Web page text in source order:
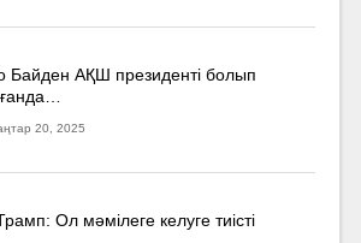
Байден АҚШ президенті болып
20, 2025
Ол мәмілеге келуге тиісті